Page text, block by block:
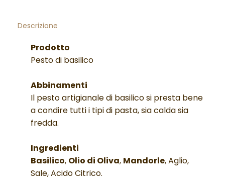
Descrizione
Prodotto
Pesto di basilico
Abbinamenti
Il pesto artigianale di basilico si presta bene
a condire tutti i tipi di pasta, sia calda sia
fredda.
Ingredienti
Basilico, Olio di Oliva, Mandorle, Aglio,
Sale, Acido Citrico.